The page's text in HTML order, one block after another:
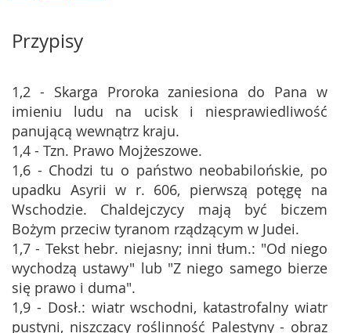
Przypisy
1,2 - Skarga Proroka zaniesiona do Pana w
imieniu ludu na ucisk i niesprawiedliwość
panującą wewnątrz kraju.
1,4 - Tzn. Prawo Mojżeszowe.
1,6 - Chodzi tu o państwo neobabilońskie, po
upadku Asyrii w r. 606, pierwszą potęgę na
Wschodzie. Chaldejczycy mają być biczem
Bożym przeciw tyranom rządzącym w Judei.
1,7 - Tekst hebr. niejasny; inni tłum.: "Od niego
wychodzą ustawy" lub "Z niego samego bierze
się prawo i duma".
1,9 - Dosł.: wiatr wschodni, katastrofalny wiatr
pustyni, niszczący roślinność Palestyny - obraz